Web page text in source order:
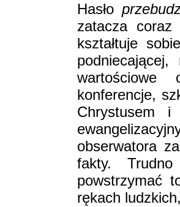
Hasło
zatacza
kształtuje
wartościowe
konferencje,
Chrystusem i
obserwatora
fakty.
powstrzymać
rękach